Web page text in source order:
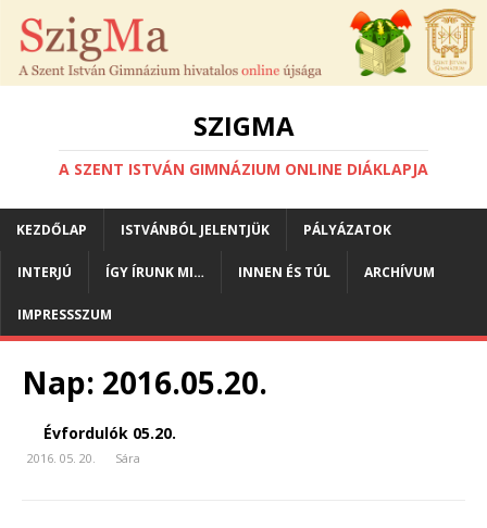
SZIGMA
A SZENT ISTVÁN GIMNÁZIUM ONLINE DIÁKLAPJA
KEZDŐLAP ISTVÁNBÓL JELENTJÜK PÁLYÁZATOK
INTERJÚ ÍGY ÍRUNK MI… INNEN ÉS TÚL ARCHÍVUM
IMPRESSSZUM
Nap: 2016.05.20.
Évfordulók 05.20.
2016. 05. 20. Sára